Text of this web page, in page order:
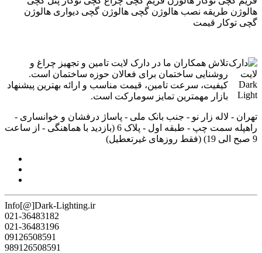
هالوژن طریقه نصب هالوژن گچی هالوژن گچی دیواری هالوژن
گچی توکار قیمت
تلاش همکاران ما در دارک لایت تامین و تجهیز چراغ و
روشنایی ساختمان برای فعالان حوزه ساختمان است.
کیفیت، سرعت تامین، قیمت مناسب و ارائه بهترین پیشنهاد
بازار مهمترین تمایز سومارکت است.
تهران - لاله زار نو - جنب بانک ملی - پاساژ درفشان و خوانساری -
راه‎پله سمت چپ - طبقه اول - پلاک 6 (بازدید با هماهنگی - از ساعت
9 صبح الی 19) (فقط روزهای غیرتعطیل)
Info[@]Dark-Lighting.ir
021-36483182
021-36483196
09126508591
989126508591